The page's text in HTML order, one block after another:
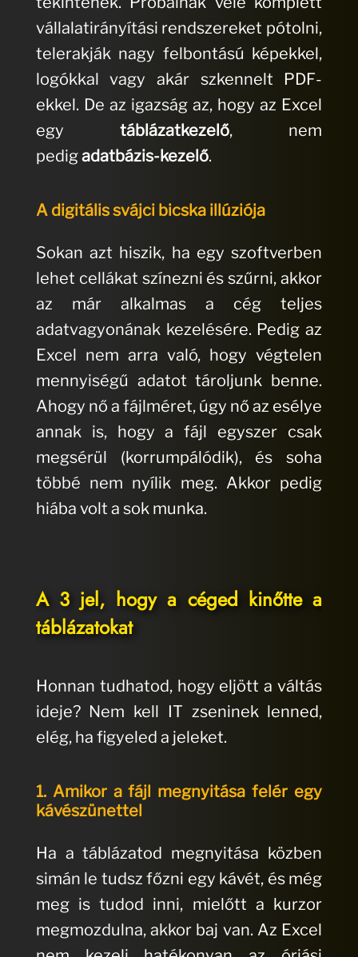
vállalatirányítási rendszereket pótolni,
telerakják nagy felbontású képekkel,
logókkal vagy akár szkennelt PDF-
ekkel. De az igazság az, hogy az Excel
egy táblázatkezelő, nem
pedigadatbázis-kezelő.
A digitális svájci bicska illúziója
Sokan azt hiszik, ha egy szoftverben
lehet cellákat színezni és szűrni, akkor
az már alkalmas a cég teljes
adatvagyonának kezelésére. Pedig az
Excel nem arra való, hogy végtelen
mennyiségű adatot tároljunk benne.
Ahogy nő a fájlméret, úgy nő az esélye
annak is, hogy a fájl egyszer csak
megsérül (korrumpálódik), és soha
többé nem nyílik meg. Akkor pedig
hiába volt a sok munka.
A 3 jel, hogy a céged kinőtte a
táblázatokat
Honnan tudhatod, hogy eljött a váltás
ideje? Nem kell IT zseninek lenned,
elég, ha figyeled a jeleket.
1. Amikor a fájl megnyitása felér egy
kávészünettel
Ha a táblázatod megnyitása közben
simán le tudsz főzni egy kávét, és még
meg is tudod inni, mielőtt a kurzor
megmozdulna, akkor baj van. Az Excel